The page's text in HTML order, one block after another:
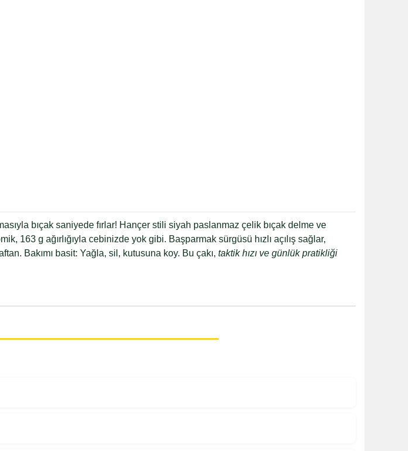
bıçak saniyede fırlar! Hançer stili siyah paslanmaz çelik bıçak delme ve
163 g ağırlığıyla cebinizde yok gibi. Başparmak sürgüsü hızlı açılış sağlar,
Bakımı basit: Yağla, sil, kutusuna koy. Bu çakı, taktik hızı ve günlük pratikliği